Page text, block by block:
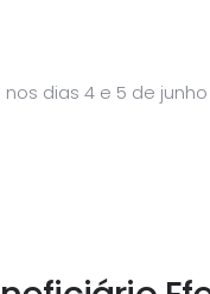
dias 4 e 5 de